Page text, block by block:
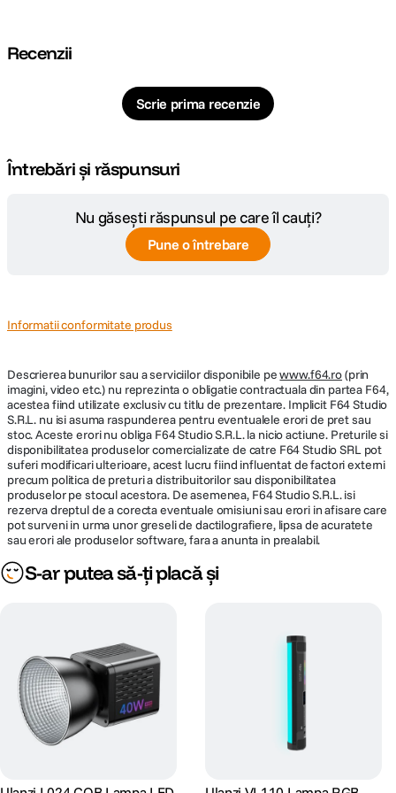
Recenzii
Scrie prima recenzie
Întrebări și răspunsuri
Nu găsești răspunsul pe care îl cauți?
Pune o întrebare
Informatii conformitate produs
Descrierea bunurilor sau a serviciilor disponibile pewww.f64.ro(prin
imagini, video etc.) nu reprezinta o obligatie contractuala din partea F64,
acestea fiind utilizate exclusiv cu titlu de prezentare. Implicit F64 Studio
S.R.L. nu isi asuma raspunderea pentru eventualele erori de pret sau
stoc. Aceste erori nu obliga F64 Studio S.R.L. la nicio actiune. Preturile si
disponibilitatea produselor comercializate de catre F64 Studio SRL pot
suferi modificari ulterioare, acest lucru fiind influentat de factori externi
precum politica de preturi a distribuitorilor sau disponibilitatea
produselor pe stocul acestora. De asemenea, F64 Studio S.R.L. isi
rezerva dreptul de a corecta eventuale omisiuni sau erori in afisare care
pot surveni in urma unor greseli de dactilografiere, lipsa de acuratete
sau erori ale produselor software, fara a anunta in prealabil.
S-ar putea să-ți placă și